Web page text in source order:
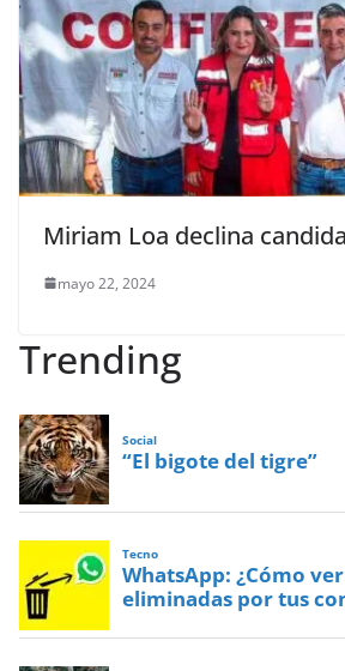
Miriam Loa declina
mayo 22, 2024
Trending
Social
“El bigote del tigre”
Tecno
WhatsApp: ¿Cómo
eliminadas por tus